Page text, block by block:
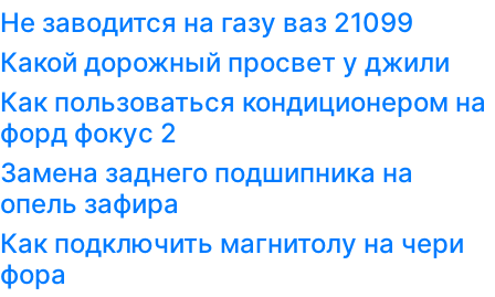
Не заводится на газу ваз 21099
Какой дорожный просвет у джили
Как пользоваться кондиционером на
форд фокус 2
Замена заднего подшипника на
опель зафира
Как подключить магнитолу на чери
фора